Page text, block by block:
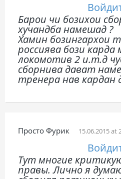
Барои чи бозихои
хучандба намешад ?
Хамин бозингархои
россиява бози карда
локомотив 2 и.т.д
сборнива дават
тренера нав кардан
Просто Фурик 15.06.2015 at
Тут многие
правы. Лично я